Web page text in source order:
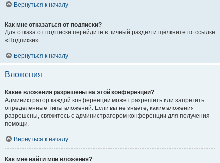
Вернуться к началу
Как мне отказаться от подписки?
Для отказа от подписки перейдите в личный раздел и щёлкните по ссылке
«Подписки».
Вернуться к началу
Вложения
Какие вложения разрешены на этой конференции?
Администратор каждой конференции может разрешить или запретить
определённые типы вложений. Если вы не знаете, какие вложения
разрешены, свяжитесь с администратором конференции для получения
помощи.
Вернуться к началу
Как мне найти мои вложения?